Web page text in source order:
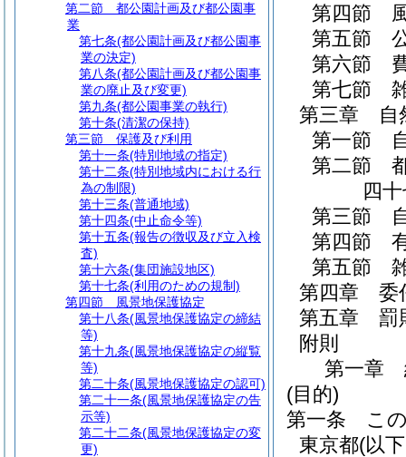
第四節
第五節
第六節
第七節
第三章
自
第一節
第二節
四
第三節
第四節
第五節
第四章
委
第五章
罰
附則
第一章
(目的)
第一条
こ
東京都(以
第二節
都公園計画及び都公園事
業
第七条(都公園計画及び都公園事
業の決定)
第八条(都公園計画及び都公園事
業の廃止及び変更)
第九条(都公園事業の執行)
第十条(清潔の保持)
第三節
保護及び利用
第十一条(特別地域の指定)
第十二条(特別地域内における行
為の制限)
第十三条(普通地域)
第十四条(中止命令等)
第十五条(報告の徴収及び立入検
査)
第十六条(集団施設地区)
第十七条(利用のための規制)
第四節
風景地保護協定
第十八条(風景地保護協定の締結
等)
第十九条(風景地保護協定の縦覧
等)
第二十条(風景地保護協定の認可)
第二十一条(風景地保護協定の告
示等)
第二十二条(風景地保護協定の変
更)